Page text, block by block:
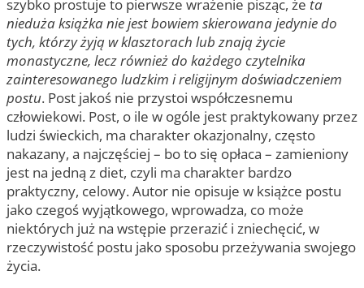
szybko prostuje to pierwsze wrażenie pisząc, że ta
nieduża książka nie jest bowiem skierowana jedynie do
tych, którzy żyją w klasztorach lub znają życie
monastyczne, lecz również do każdego czytelnika
zainteresowanego ludzkim i religijnym doświadczeniem
postu. Post jakoś nie przystoi współczesnemu
człowiekowi. Post, o ile w ogóle jest praktykowany przez
ludzi świeckich, ma charakter okazjonalny, często
nakazany, a najczęściej – bo to się opłaca – zamieniony
jest na jedną z diet, czyli ma charakter bardzo
praktyczny, celowy. Autor nie opisuje w książce postu
jako czegoś wyjątkowego, wprowadza, co może
niektórych już na wstępie przerazić i zniechęcić, w
rzeczywistość postu jako sposobu przeżywania swojego
życia.